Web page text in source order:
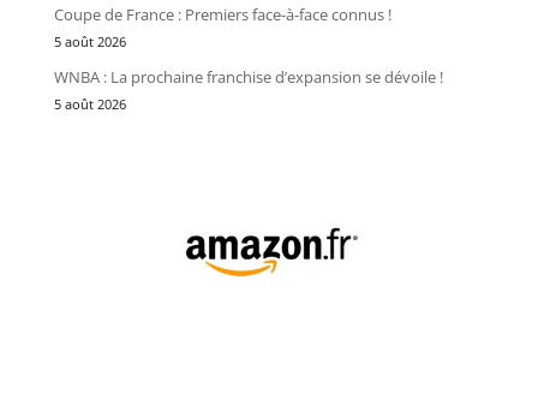
Coupe de France : Premiers face-à-face connus !
5 août 2026
WNBA : La prochaine franchise d’expansion se dévoile !
5 août 2026